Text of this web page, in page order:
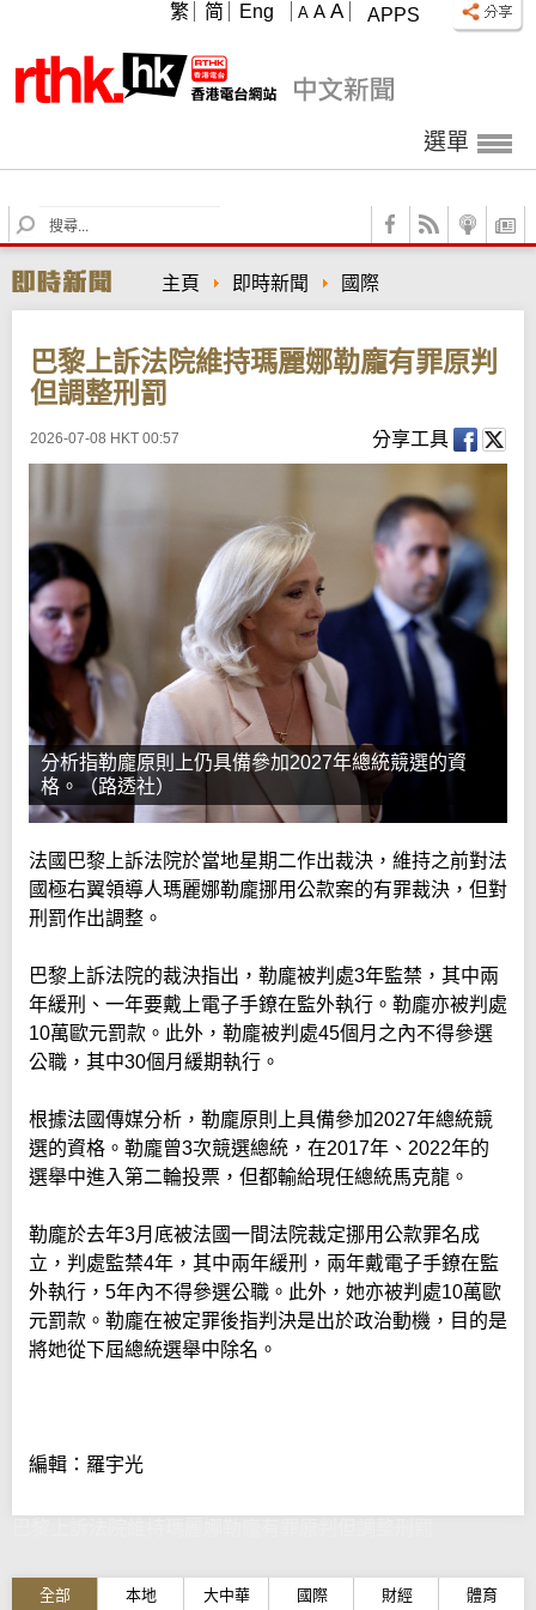
APPS
A A A
繁 简 Eng
選單
S
e
r
c
主頁 即時新聞 國際
巴黎上訴法院維持瑪麗娜勒龐有罪原判
但調整刑罰
2026-07-08 HKT 00:57 分享工具
分析指勒龐原則上仍具備參加2027年總統競選的資
格。（路透社）
法國巴黎上訴法院於當地星期二作出裁決，維持之前對法
國極右翼領導人瑪麗娜勒龐挪用公款案的有罪裁決，但對
刑罰作出調整。
巴黎上訴法院的裁決指出，勒龐被判處3年監禁，其中兩
年緩刑、一年要戴上電子手鐐在監外執行。勒龐亦被判處
10萬歐元罰款。此外，勒龐被判處45個月之內不得參選
公職，其中30個月緩期執行。
根據法國傳媒分析，勒龐原則上具備參加2027年總統競
選的資格。勒龐曾3次競選總統，在2017年、2022年的
選舉中進入第二輪投票，但都輸給現任總統馬克龍。
勒龐於去年3月底被法國一間法院裁定挪用公款罪名成
立，判處監禁4年，其中兩年緩刑，兩年戴電子手鐐在監
外執行，5年內不得參選公職。此外，她亦被判處10萬歐
元罰款。勒龐在被定罪後指判決是出於政治動機，目的是
將她從下屆總統選舉中除名。
編輯：羅宇光
全部 本地 大中華 國際 財經 體育